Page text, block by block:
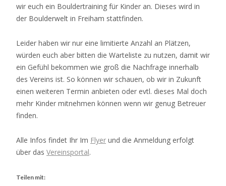
wir euch ein Bouldertraining für Kinder an. Dieses wird in
der Boulderwelt in Freiham stattfinden.
Leider haben wir nur eine limitierte Anzahl an Plätzen,
würden euch aber bitten die Warteliste zu nutzen, damit wir
ein Gefühl bekommen wie groß die Nachfrage innerhalb
des Vereins ist. So können wir schauen, ob wir in Zukunft
einen weiteren Termin anbieten oder evtl. dieses Mal doch
mehr Kinder mitnehmen können wenn wir genug Betreuer
finden.
Alle Infos findet Ihr Im Flyer und die Anmeldung erfolgt
über das Vereinsportal.
Teilen mit: